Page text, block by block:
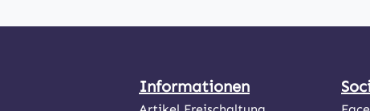
Informationen